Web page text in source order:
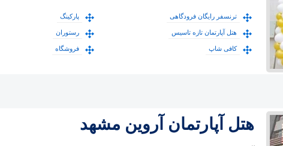
ترنسفر رایگان فرودگاهی پارکینگ
هتل آپارتمان تازه تاسیس رستوران
کافی شاپ فروشگاه
هتل آپارتمان آروین مشهد